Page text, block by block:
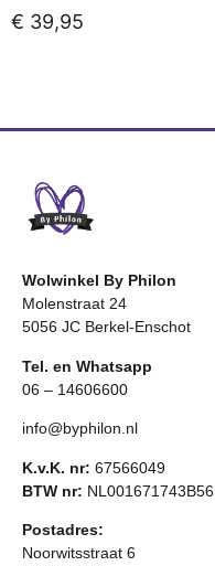
€ 39,95
Wolwinkel By Philon
Molenstraat 24
5056 JC Berkel-Enschot
Tel. en Whatsapp
06 – 14606600
info@byphilon.nl
K.v.K. nr: 67566049
BTW nr: NL001671743B56
Postadres:
Noorwitsstraat 6